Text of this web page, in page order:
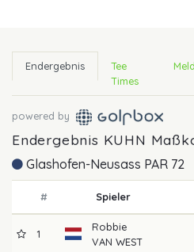
Endergebnis
Tee
Times
powered by
Endergebnis KUHN
Glashofen-Neusass PAR 72
# Spieler
1
Robbie
VAN WEST